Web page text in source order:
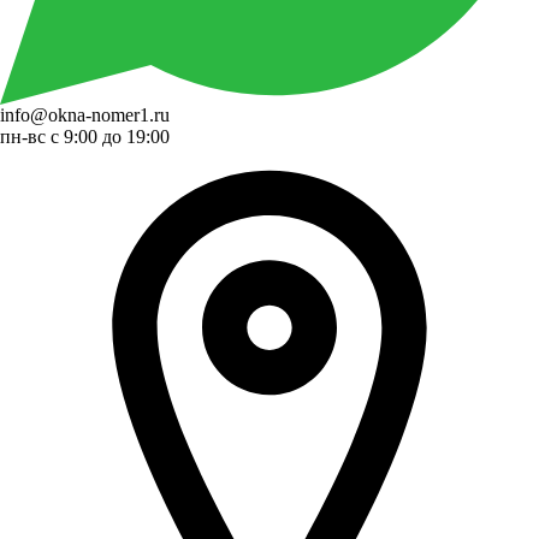
info@okna-nomer1.ru
пн-вс с 9:00 до 19:00